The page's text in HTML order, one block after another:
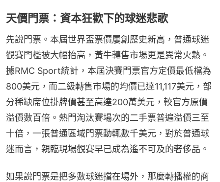
天價門票：資本狂歡下的球迷悲歌
先說門票。本屆世界盃票價屢創歷史新高，普通球迷
觀賽門檻被大幅抬高，黃牛轉售市場更是異常火熱。
據RMC Sport統計，本屆決賽門票官方定價最低檔為
800美元，而二級轉售市場的均價已達11,117美元，部
分稀缺席位掛牌價甚至高達200萬美元，較官方原價
溢價數百倍。熱門淘汰賽場次的二手票普遍溢價三至
十倍，一張普通區域門票動輒數千美元，對於普通球
迷而言，親臨現場觀賽早已成為遙不可及的奢侈品。
如果說門票是把多數球迷擋在場外，那麼轉播權的商